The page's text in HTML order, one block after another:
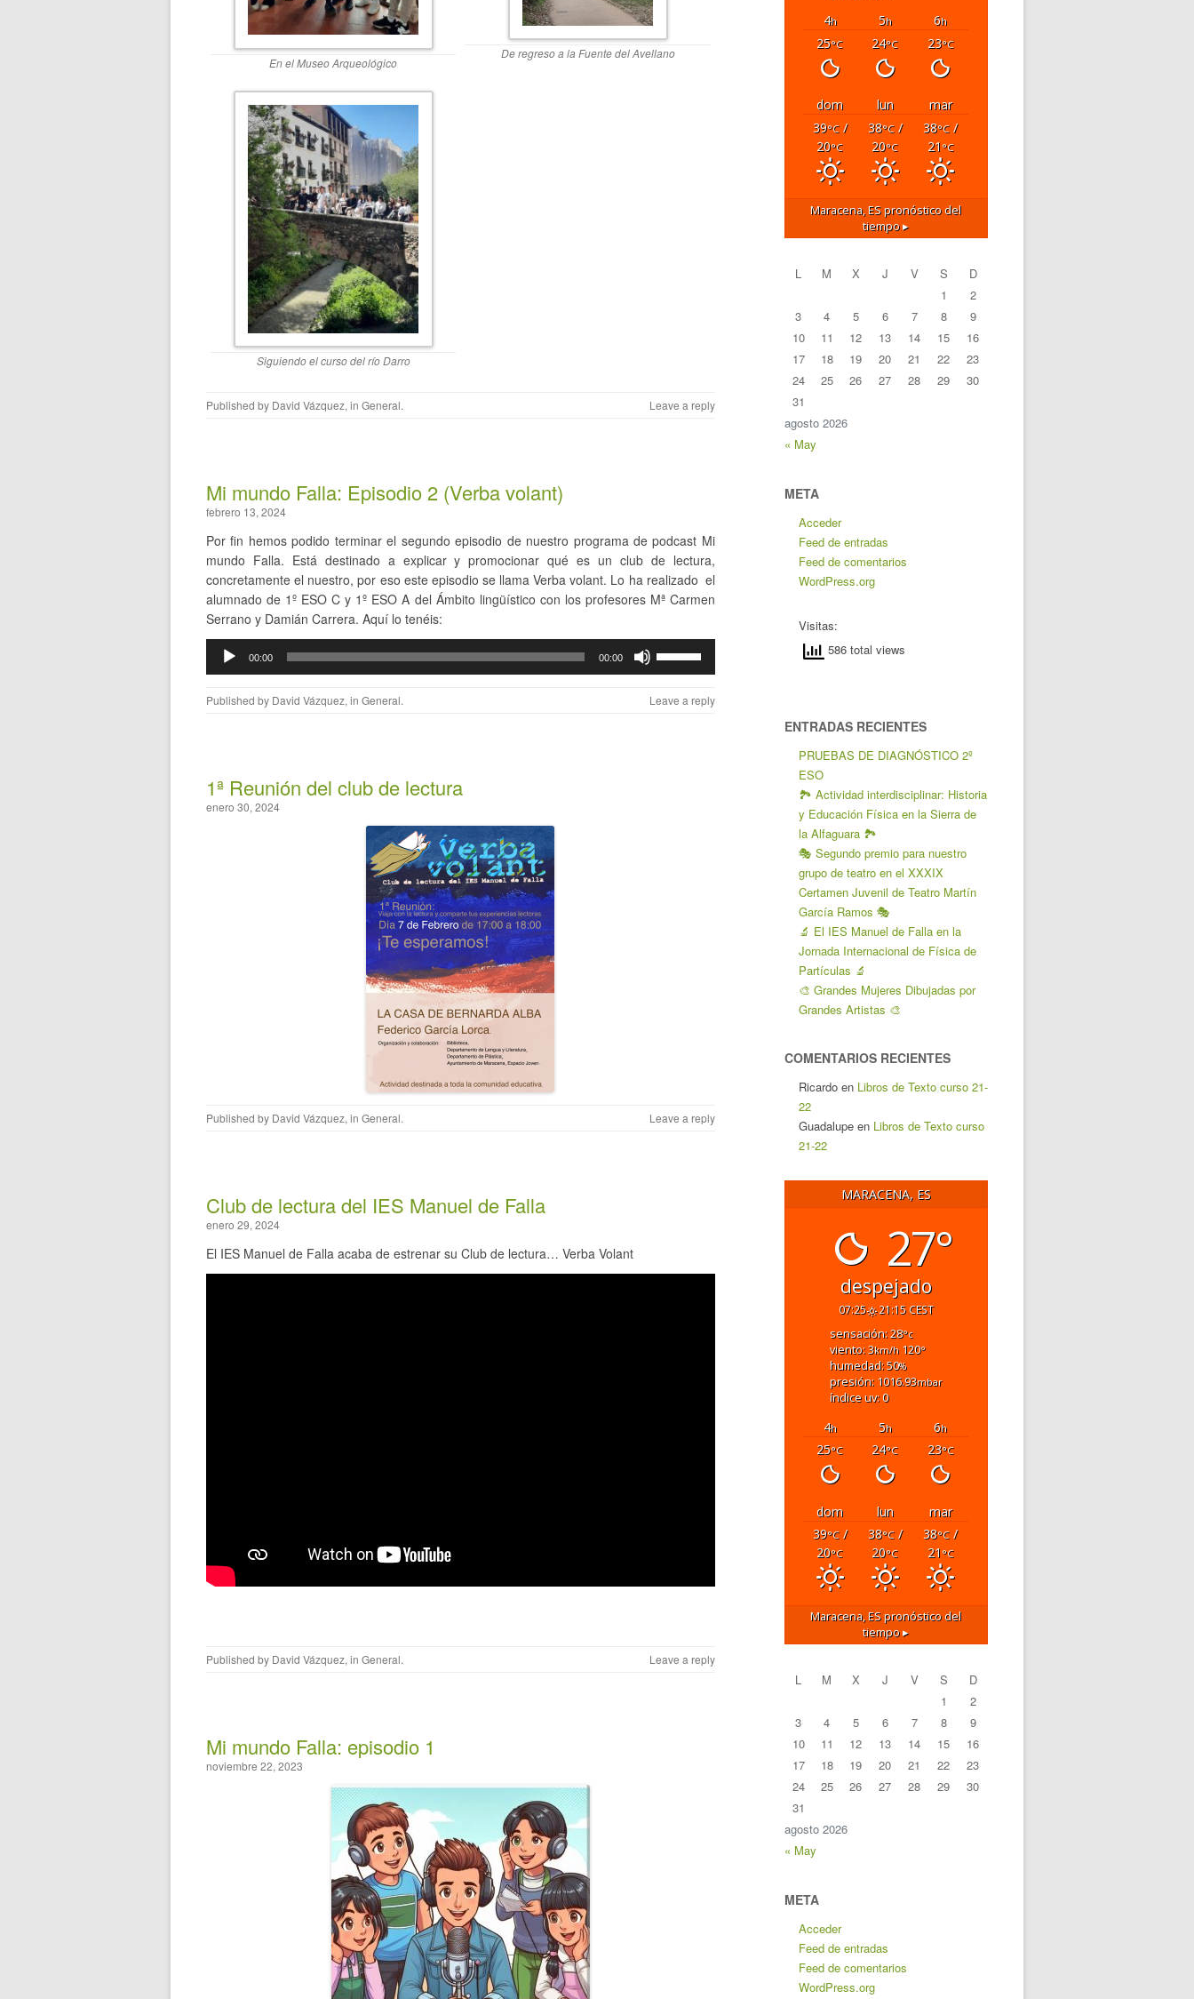
En el Museo Arqueológico
De regreso a la Fuente del Avellano
Siguiendo el curso del río Darro
Published by David Vázquez, in General. Leave a reply
Mi mundo Falla: Episodio 2 (Verba volant)
febrero 13, 2024
Por fin hemos podido terminar el segundo episodio de nuestro programa de podcast Mi
mundo Falla. Está destinado a explicar y promocionar qué es un club de lectura,
concretamente el nuestro, por eso este episodio se llama Verba volant. Lo ha realizado el
alumnado de 1º ESO C y 1º ESO A del Ámbito lingüístico con los profesores Mª Carmen
Serrano y Damián Carrera. Aquí lo tenéis:
Reproductor
00:00 00:00
de
Published by David Vázquez, in General. Leave a reply
1ª Reunión del club de lectura
enero 30, 2024
Published by David Vázquez, in General. Leave a reply
Club de lectura del IES Manuel de Falla
enero 29, 2024
El IES Manuel de Falla acaba de estrenar su Club de lectura… Verba Volant
Published by David Vázquez, in General. Leave a reply
Mi mundo Falla: episodio 1
noviembre 22, 2023
4h 5h 6h
25°C 24°C 23°C
dom lun
mar
39°C/
20°C
38°C/
20°C
38°C /
21 °C
Maracena, ESpronóstico del
tiempo ▸
agosto 2026
L M X J V S
D
1
2
3
4 5 6 7 8
9
10
11 12 13 14 15
16
17
18 19 20 21 22
23
24
25 26 27 28 29
30
31
« May
META
Acceder
Feed de entradas
Feed de comentarios
WordPress.org
Visitas:
586 total views
ENTRADAS RECIENTES
PRUEBAS DE DIAGNÓSTICO 2º
ESO
🏞️ Actividad interdisciplinar: Historia
y Educación Física en la Sierra de
la Alfaguara 🏞️
🎭 Segundo premio para nuestro
grupo de teatro en el XXXIX
Certamen Juvenil de Teatro Martín
García Ramos 🎭
🔬 El IES Manuel de Falla en la
Jornada Internacional de Física de
Partículas 🔬
🎨 Grandes Mujeres Dibujadas por
Grandes Artistas 🎨
COMENTARIOS RECIENTES
Ricardoen Libros de Texto curso 21-
22
Guadalupeen Libros de Texto curso
21-22
MARACENA, ES
27°
despejado
07:25 21:15 CEST
sensación: 28°c
viento: 3km/h 120°
humedad: 50%
presión: 1016.93mbar
índice uv: 0
4h 5h 6h
25°C 24°C 23°C
dom lun
mar
39°C/
20°C
38°C/
20°C
38°C /
21 °C
Maracena, ESpronóstico del
tiempo ▸
agosto 2026
L M X J V S
D
1
2
3
4 5 6 7 8
9
10
11 12 13 14 15
16
17
18 19 20 21 22
23
24
25 26 27 28 29
30
31
« May
META
Acceder
Feed de entradas
Feed de comentarios
WordPress.org